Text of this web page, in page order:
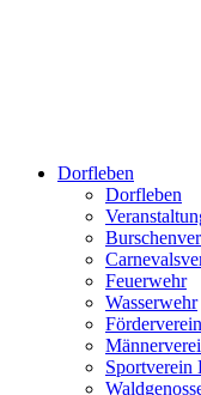
Dorfleben
Dorfleben
Feuerwehr
Wasserwehr
Sportverein